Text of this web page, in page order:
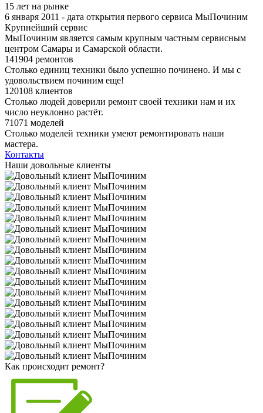
15 лет на рынке
6 января 2011 - дата открытия первого сервиса МыПочиним
Крупнейший сервис
МыПочиним является самым крупным частным сервисным
центром Самары и Самарской области.
141904 ремонтов
Столько единиц техники было успешно починено. И мы с
удовольствием починим еще!
120108 клиентов
Столько людей доверили ремонт своей техники нам и их
число неуклонно растёт.
71071 моделей
Столько моделей техники умеют ремонтировать наши
мастера.
Контакты
Наши довольные клиенты
Как происходит ремонт?